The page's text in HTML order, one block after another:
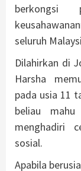
berkongsi
seluruh
Dilahirkan di
Harsha
pada usia 11
beliau mahu
menghadiri
sosial.
Apabila